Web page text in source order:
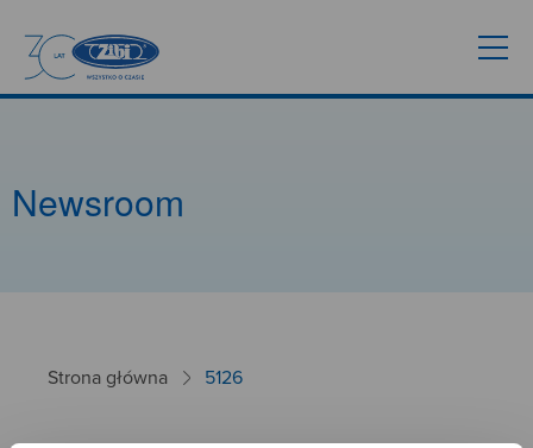
Newsroom
Strona główna 5126